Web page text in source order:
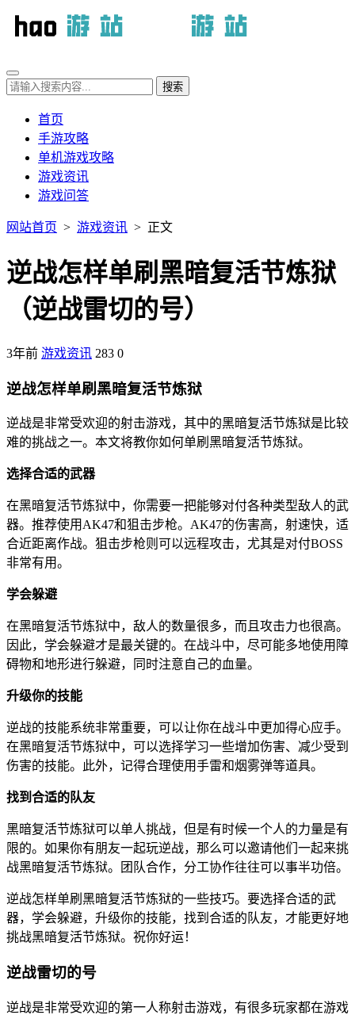
首页
手游攻略
单机游戏攻略
游戏资讯
游戏问答
网站首页 > 游戏资讯 > 正文
逆战怎样单刷黑暗复活节炼狱
（逆战雷切的号）
3年前 游戏资讯 283 0
逆战怎样单刷黑暗复活节炼狱
逆战是非常受欢迎的射击游戏，其中的黑暗复活节炼狱是比较
难的挑战之一。本文将教你如何单刷黑暗复活节炼狱。
选择合适的武器
在黑暗复活节炼狱中，你需要一把能够对付各种类型敌人的武
器。推荐使用AK47和狙击步枪。AK47的伤害高，射速快，适
合近距离作战。狙击步枪则可以远程攻击，尤其是对付BOSS
非常有用。
学会躲避
在黑暗复活节炼狱中，敌人的数量很多，而且攻击力也很高。
因此，学会躲避才是最关键的。在战斗中，尽可能多地使用障
碍物和地形进行躲避，同时注意自己的血量。
升级你的技能
逆战的技能系统非常重要，可以让你在战斗中更加得心应手。
在黑暗复活节炼狱中，可以选择学习一些增加伤害、减少受到
伤害的技能。此外，记得合理使用手雷和烟雾弹等道具。
找到合适的队友
黑暗复活节炼狱可以单人挑战，但是有时候一个人的力量是有
限的。如果你有朋友一起玩逆战，那么可以邀请他们一起来挑
战黑暗复活节炼狱。团队合作，分工协作往往可以事半功倍。
逆战怎样单刷黑暗复活节炼狱的一些技巧。要选择合适的武
器，学会躲避，升级你的技能，找到合适的队友，才能更好地
挑战黑暗复活节炼狱。祝你好运！
逆战雷切的号
逆战是非常受欢迎的第一人称射击游戏，有很多玩家都在游戏